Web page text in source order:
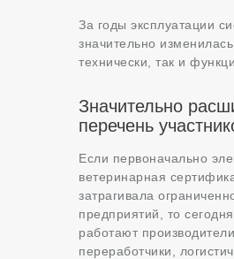
За годы эксплуатации
значительно изменилась
технически, так и
Значительно
перечень
Если первоначально
ветеринарная
затрагивала
предприятий, то
работают производители,
переработчики,